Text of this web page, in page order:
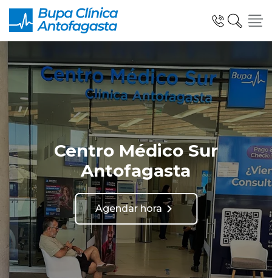
Especialidades y Unidades Clinicas
Telemedicina Blua
Urgencias
Información al Paciente
Centro Médico Sur
Antofagasta
Agendar hora